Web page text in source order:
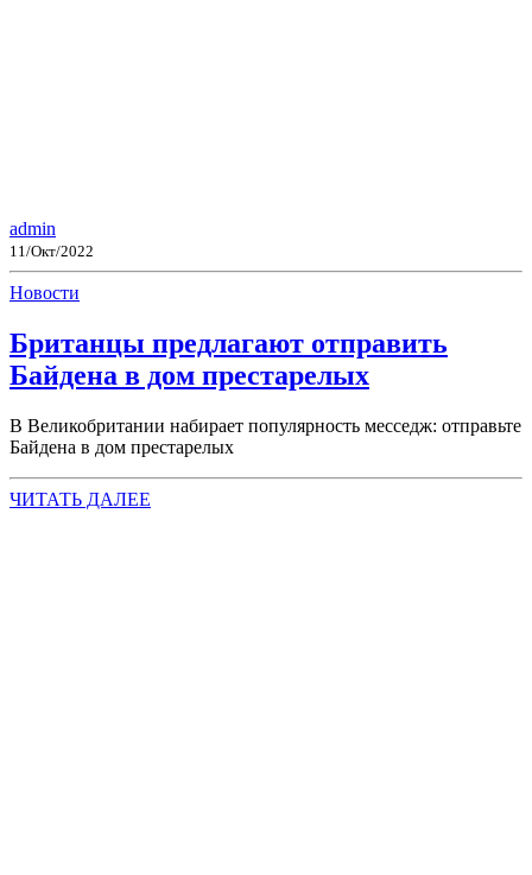
admin
11/Окт/2022
Новости
Британцы предлагают отправить
Байдена в дом престарелых
В Великобритании набирает популярность месседж: отправьте
Байдена в дом престарелых
ЧИТАТЬ ДАЛЕЕ